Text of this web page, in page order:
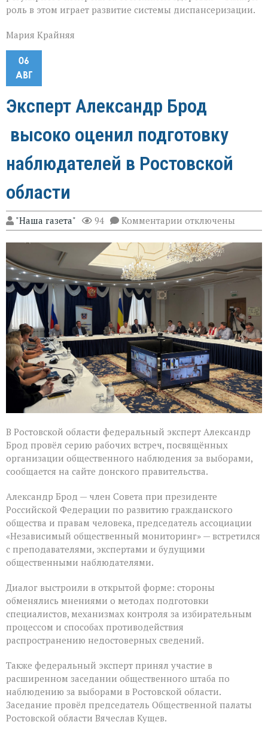
роль в этом играет развитие системы диспансеризации.
Мария Крайняя
06
АВГ
Эксперт Александр Брод
высоко оценил подготовку
наблюдателей в Ростовской
области
"Наша газета" 94 Комментарии к
записи
Эксперт
Александр
Брод
высоко
оценил
подготовку
наблюдателей
Ростовской
области
отключены
В Ростовской области федеральный эксперт Александр
Брод провёл серию рабочих встреч, посвящённых
организации общественного наблюдения за выборами,
сообщается на сайте донского правительства.
Александр Брод — член Совета при президенте
Российской Федерации по развитию гражданского
общества и правам человека, председатель ассоциации
«Независимый общественный мониторинг» — встретился
с преподавателями, экспертами и будущими
общественными наблюдателями.
Диалог выстроили в открытой форме: стороны
обменялись мнениями о методах подготовки
специалистов, механизмах контроля за избирательным
процессом и способах противодействия
распространению недостоверных сведений.
Также федеральный эксперт принял участие в
расширенном заседании общественного штаба по
наблюдению за выборами в Ростовской области.
Заседание провёл председатель Общественной палаты
Ростовской области Вячеслав Кущев.